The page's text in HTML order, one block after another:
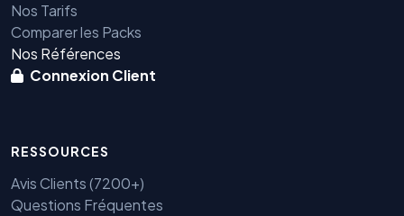
Nos Tarifs
Comparer les Packs
Nos Références
Connexion Client
RESSOURCES
Avis Clients (7200+)
Questions Fréquentes